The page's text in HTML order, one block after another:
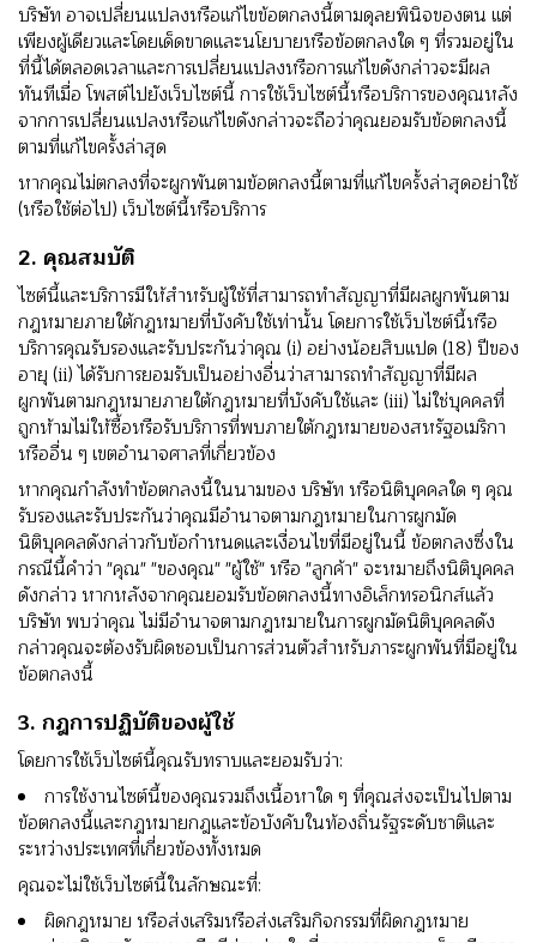
บริษัท อาจเปลี่ยนแปลงหรือแก้ไขข้อตกลงนี้ตามดุลยพินิจของตน แต่
เพียงผู้เดียวและโดยเด็ดขาดและนโยบายหรือข้อตกลงใด ๆ ที่รวมอยู่ใน
ที่นี้ได้ตลอดเวลาและการเปลี่ยนแปลงหรือการแก้ไขดังกล่าวจะมีผล
ทันทีเมื่อ โพสต์ไปยังเว็บไซต์นี้ การใช้เว็บไซต์นี้หรือบริการของคุณหลัง
จากการเปลี่ยนแปลงหรือแก้ไขดังกล่าวจะถือว่าคุณยอมรับข้อตกลงนี้
ตามที่แก้ไขครั้งล่าสุด
หากคุณไม่ตกลงที่จะผูกพันตามข้อตกลงนี้ตามที่แก้ไขครั้งล่าสุดอย่าใช้
(หรือใช้ต่อไป) เว็บไซต์นี้หรือบริการ
2. คุณสมบัติ
ไซต์นี้และบริการมีให้สําหรับผู้ใช้ที่สามารถทําสัญญาที่มีผลผูกพันตาม
กฎหมายภายใต้กฎหมายที่บังคับใช้เท่านั้น โดยการใช้เว็บไซต์นี้หรือ
บริการคุณรับรองและรับประกันว่าคุณ (i) อย่างน้อยสิบแปด (18) ปีของ
อายุ (ii) ได้รับการยอมรับเป็นอย่างอื่นว่าสามารถทําสัญญาที่มีผล
ผูกพันตามกฎหมายภายใต้กฎหมายที่บังคับใช้และ (iii) ไม่ใช่บุคคลที่
ถูกห้ามไม่ให้ซื้อหรือรับบริการที่พบภายใต้กฎหมายของสหรัฐอเมริกา
หรืออื่น ๆ เขตอํานาจศาลที่เกี่ยวข้อง
หากคุณกําลังทําข้อตกลงนี้ในนามของ บริษัท หรือนิติบุคคลใด ๆ คุณ
รับรองและรับประกันว่าคุณมีอํานาจตามกฎหมายในการผูกมัด
นิติบุคคลดังกล่าวกับข้อกําหนดและเงื่อนไขที่มีอยู่ในนี้ ข้อตกลงซึ่งใน
กรณีนี้คําว่า "คุณ" "ของคุณ" "ผู้ใช้" หรือ "ลูกค้า" จะหมายถึงนิติบุคคล
ดังกล่าว หากหลังจากคุณยอมรับข้อตกลงนี้ทางอิเล็กทรอนิกส์แล้ว
บริษัท พบว่าคุณ ไม่มีอํานาจตามกฎหมายในการผูกมัดนิติบุคคลดัง
กล่าวคุณจะต้องรับผิดชอบเป็นการส่วนตัวสําหรับภาระผูกพันที่มีอยู่ใน
ข้อตกลงนี้
3. กฎการปฏิบัติของผู้ใช้
โดยการใช้เว็บไซต์นี้คุณรับทราบและยอมรับว่า:
การใช้งานไซต์นี้ของคุณรวมถึงเนื้อหาใด ๆ ที่คุณส่งจะเป็นไปตาม
ข้อตกลงนี้และกฎหมายกฎและข้อบังคับในท้องถิ่นรัฐระดับชาติและ
ระหว่างประเทศที่เกี่ยวข้องทั้งหมด
คุณจะไม่ใช้เว็บไซต์นี้ในลักษณะที่:
ผิดกฎหมาย หรือส่งเสริมหรือส่งเสริมกิจกรรมที่ผิดกฎหมาย